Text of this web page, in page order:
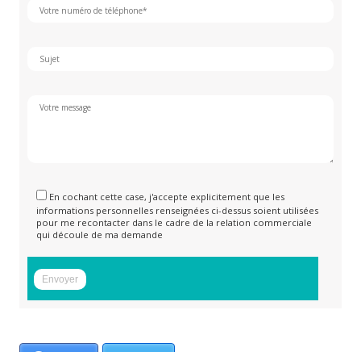
En cochant cette case, j'accepte explicitement que les
informations personnelles renseignées ci-dessus soient utilisées
pour me recontacter dans le cadre de la relation commerciale
qui découle de ma demande